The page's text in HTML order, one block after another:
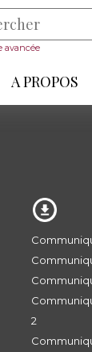
avancée
A PROPOS
2